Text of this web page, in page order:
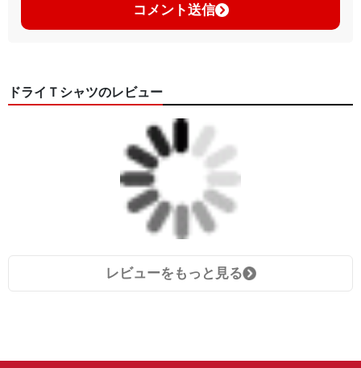
コメント送信
ドライＴシャツのレビュー
レビューをもっと見る